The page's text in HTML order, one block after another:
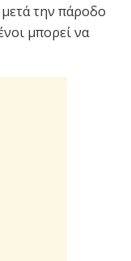
την πάροδο
μπορεί να